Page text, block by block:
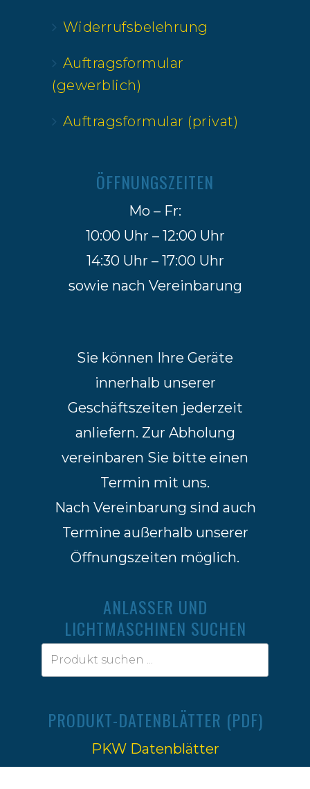
Widerrufsbelehrung
Auftragsformular
(gewerblich)
Auftragsformular (privat)
ÖFFNUNGSZEITEN
Mo – Fr:
10:00 Uhr – 12:00 Uhr
14:30 Uhr – 17:00 Uhr
sowie nach Vereinbarung
Sie können Ihre Geräte
innerhalb unserer
Geschäftszeiten jederzeit
anliefern. Zur Abholung
vereinbaren Sie bitte einen
Termin mit uns.
Nach Vereinbarung sind auch
Termine außerhalb unserer
Öffnungszeiten möglich.
ANLASSER UND
LICHTMASCHINEN SUCHEN
PRODUKT-DATENBLÄTTER (PDF)
PKW Datenblätter